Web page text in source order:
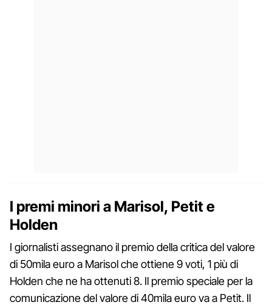
I premi minori a Marisol, Petit e
Holden
I giornalisti assegnano il premio della critica del valore
di 50mila euro a Marisol che ottiene 9 voti, 1 più di
Holden che ne ha ottenuti 8. Il premio speciale per la
comunicazione del valore di 40mila euro va a Petit. Il